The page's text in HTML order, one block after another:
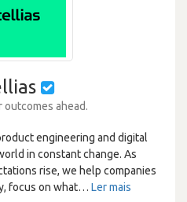
outcomes ahead.
engineering and digital
in constant change. As
rise, we help companies
focus on what… Ler mais